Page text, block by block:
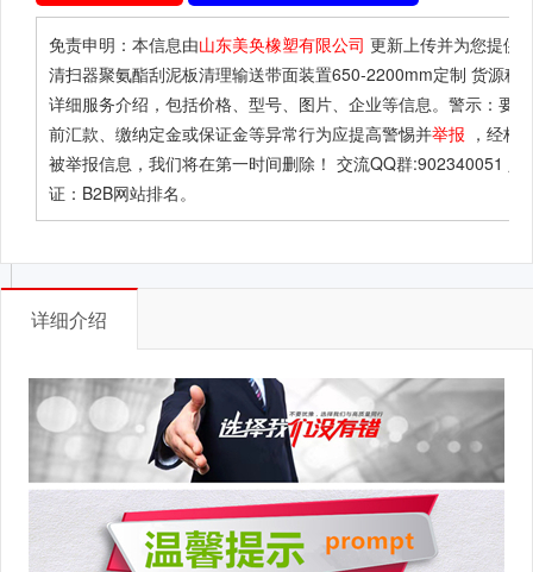
免责申明：本信息由山东美奂橡塑有限公司 更新上传并为您提供
清扫器聚氨酯刮泥板清理输送带面装置650-2200mm定制 货源稳
详细服务介绍，包括价格、型号、图片、企业等信息。警示：要
前汇款、缴纳定金或保证金等异常行为应提高警惕并举报 ，经核
被举报信息，我们将在第一时间删除！ 交流QQ群:902340051 入
证：B2B网站排名。
详细介绍